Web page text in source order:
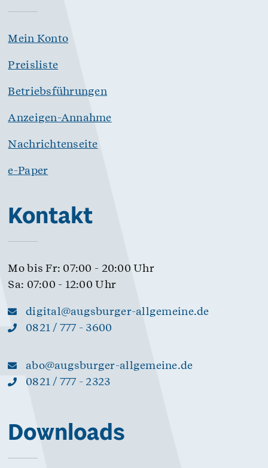
Mein Konto
Preisliste
Betriebsführungen
Anzeigen-Annahme
Nachrichtenseite
e-Paper
Kontakt
Mo bis Fr: 07:00 - 20:00 Uhr
Sa: 07:00 - 12:00 Uhr
digital@augsburger-allgemeine.de
0821 / 777 - 3600
abo@augsburger-allgemeine.de
0821 / 777 - 2323
Downloads